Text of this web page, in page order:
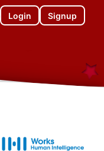
Login Signup